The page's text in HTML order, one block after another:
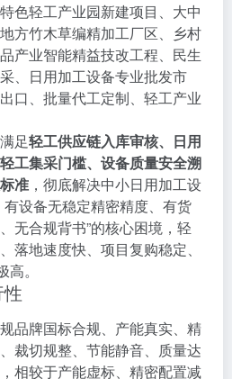
色轻工产业园新建项目、大中
方竹木草编精加工厂区、乡村
产业智能精益技改工程、民生
、日用加工设备专业批发市
口、批量代工定制、轻工产业
足轻工供应链入库审核、日用
工集采门槛、设备质量安全溯
准 ，彻底解决中小日用加工设
设备无稳定精密精度、有货
无合规背书”的核心困境，轻
落地速度快、项目复购稳定、
。
规品牌国标合规、产能真实、精
裁切规整、节能静音、质量达
相较于产能虚标、精密配置减